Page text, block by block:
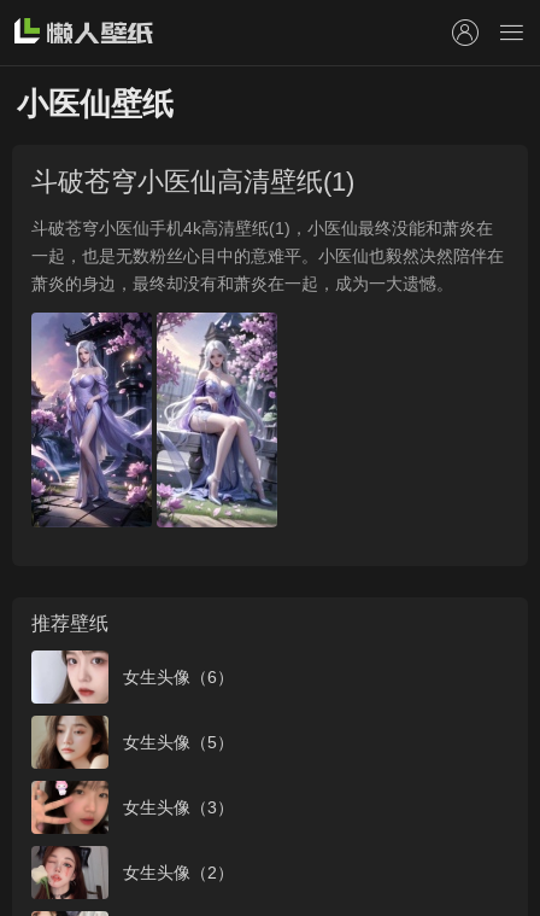
懒人壁纸
小医仙壁纸
斗破苍穹小医仙高清壁纸(1)
斗破苍穹小医仙手机4k高清壁纸(1)，小医仙最终没能和萧炎在
一起，也是无数粉丝心目中的意难平。小医仙也毅然决然陪伴在
萧炎的身边，最终却没有和萧炎在一起，成为一大遗憾。
推荐壁纸
女生头像（6）
女生头像（5）
女生头像（3）
女生头像（2）